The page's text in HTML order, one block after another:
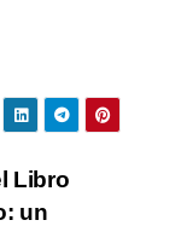
Libro
un